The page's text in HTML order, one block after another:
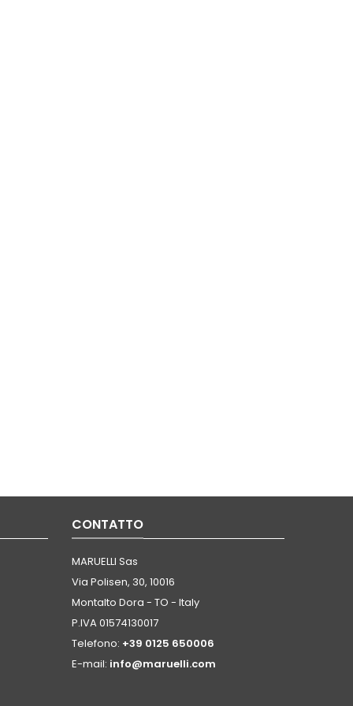
CONTATTO
MARUELLI Sas
Via Polisen, 30, 10016
Montalto Dora - TO - Italy
P.IVA 01574130017
Telefono: +39 0125 650006
E-mail: info@maruelli.com